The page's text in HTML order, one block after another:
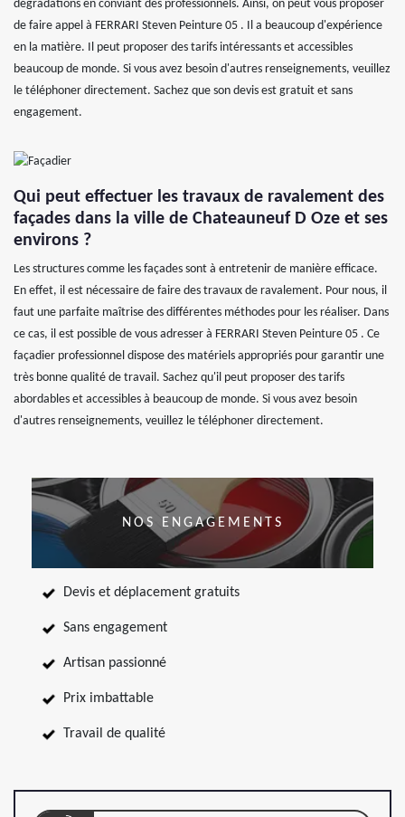
dégradations en conviant des professionnels. Ainsi, on peut vous proposer
de faire appel à FERRARI Steven Peinture 05 . Il a beaucoup d'expérience
en la matière. Il peut proposer des tarifs intéressants et accessibles
beaucoup de monde. Si vous avez besoin d'autres renseignements, veuillez
le téléphoner directement. Sachez que son devis est gratuit et sans
engagement.
Qui peut effectuer les travaux de ravalement des
façades dans la ville de Chateauneuf D Oze et ses
environs ?
Les structures comme les façades sont à entretenir de manière efficace.
En effet, il est nécessaire de faire des travaux de ravalement. Pour nous, il
faut une parfaite maîtrise des différentes méthodes pour les réaliser. Dans
ce cas, il est possible de vous adresser à FERRARI Steven Peinture 05 . Ce
façadier professionnel dispose des matériels appropriés pour garantir une
très bonne qualité de travail. Sachez qu'il peut proposer des tarifs
abordables et accessibles à beaucoup de monde. Si vous avez besoin
d'autres renseignements, veuillez le téléphoner directement.
NOS ENGAGEMENTS
Devis et déplacement gratuits
Sans engagement
Artisan passionné
Prix imbattable
Travail de qualité